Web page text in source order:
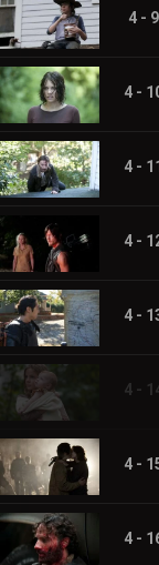
4 - 9
4 -
4 - 11
4 -
4 -
4 -
4 -
4 -